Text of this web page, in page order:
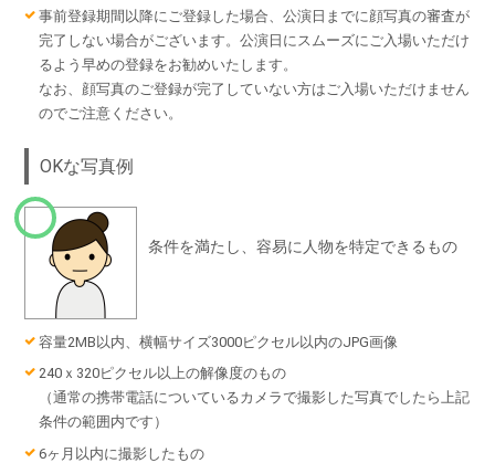
事前登録期間以降にご登録した場合、公演日までに顔写真の審査が
完了しない場合がございます。公演日にスムーズにご入場いただけ
るよう早めの登録をお勧めいたします。
なお、顔写真のご登録が完了していない方はご入場いただけません
のでご注意ください。
OKな写真例
条件を満たし、容易に人物を特定できるもの
容量2MB以内、横幅サイズ3000ピクセル以内のJPG画像
240ｘ320ピクセル以上の解像度のもの
（通常の携帯電話についているカメラで撮影した写真でしたら上記
条件の範囲内です）
6ヶ月以内に撮影したもの